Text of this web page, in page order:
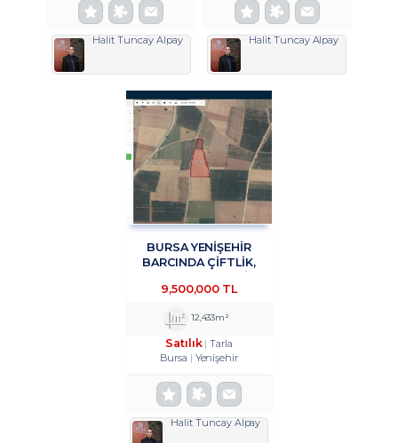
Halit Tuncay Alpay Halit Tuncay Alpay
BURSA YENİŞEHİR
BARCINDA ÇİFTLİK,
TESİSİNE UYGUN 12433
TROYKADAN
9,500,000 TL
12,433m²
Satılık
Tarla
Bursa
Yenişehir
Halit Tuncay Alpay